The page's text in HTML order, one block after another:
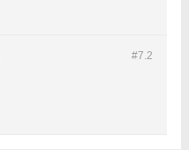
#7.2